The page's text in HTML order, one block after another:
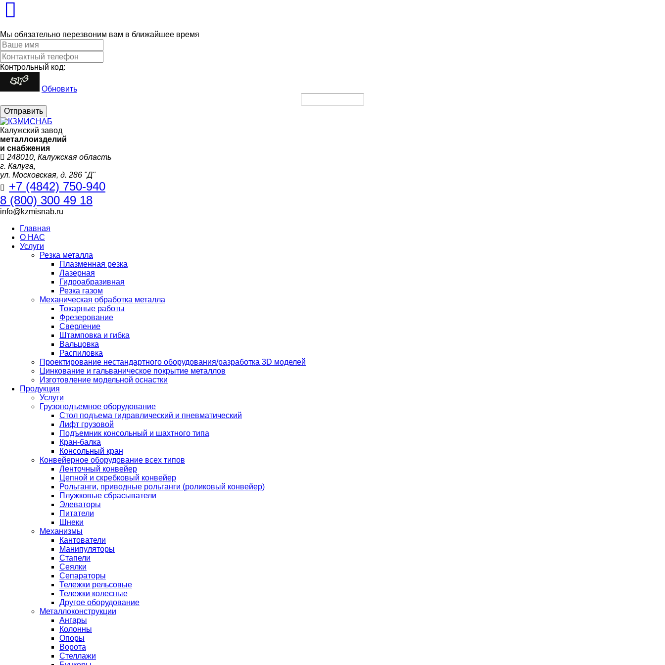
Мы обязательно перезвоним вам в ближайшее время
Контрольный код:
Обновить
Отправить
Калужский завод
металлоизделий
и снабжения
248010, Калужская область
г. Калуга,
ул. Московская, д. 286 "Д"
+7 (4842) 750-940
8 (800) 300 49 18
info@kzmisnab.ru
Главная
О НАС
Услуги
Резка металла
Плазменная резка
Лазерная
Гидроабразивная
Резка газом
Механическая обработка металла
Токарные работы
Фрезерование
Сверление
Штамповка и гибка
Вальцовка
Распиловка
Проектирование нестандартного оборудования/разработка 3D моделей
Цинкование и гальваническое покрытие металлов
Изготовление модельной оснастки
Продукция
Услуги
Грузоподъемное оборудование
Стол подъема гидравлический и пневматический
Лифт грузовой
Подъемник консольный и шахтного типа
Кран-балка
Консольный кран
Конвейерное оборудование всех типов
Ленточный конвейер
Цепной и скребковый конвейер
Рольганги, приводные рольганги (роликовый конвейер)
Плужковые сбрасыватели
Элеваторы
Питатели
Шнеки
Механизмы
Кантователи
Манипуляторы
Стапели
Сеялки
Сепараторы
Тележки рельсовые
Тележки колесные
Другое оборудование
Металлоконструкции
Ангары
Колонны
Опоры
Ворота
Стеллажи